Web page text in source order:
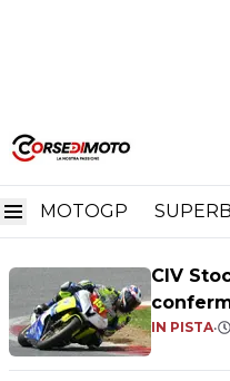
MOTOGP
Home Real Racing Team,
Real
CIV
IN PISTA•